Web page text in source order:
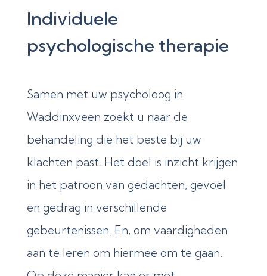
Individuele
psychologische therapie
Samen met uw psycholoog in
Waddinxveen zoekt u naar de
behandeling die het beste bij uw
klachten past. Het doel is inzicht krijgen
in het patroon van gedachten, gevoel
en gedrag in verschillende
gebeurtenissen. En, om vaardigheden
aan te leren om hiermee om te gaan.